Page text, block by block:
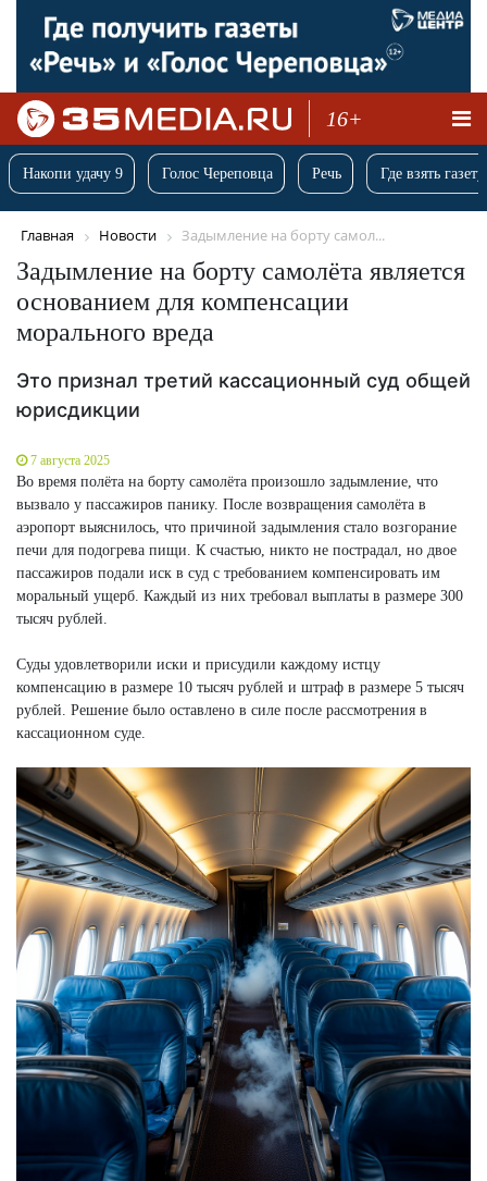
16+
Накопи удачу 9 Голос Череповца Речь Где взять
Главная Новости Задымление на борту самол...
Задымление на борту самолёта является
основанием для компенсации
морального вреда
Это признал третий кассационный суд общей
юрисдикции
7 августа 2025
Во время полёта на борту самолёта произошло задымление, что
вызвало у пассажиров панику. После возвращения самолёта в
аэропорт выяснилось, что причиной задымления стало возгорание
печи для подогрева пищи. К счастью, никто не пострадал, но двое
пассажиров подали иск в суд с требованием компенсировать им
моральный ущерб. Каждый из них требовал выплаты в размере 300
тысяч рублей.
Суды удовлетворили иски и присудили каждому истцу
компенсацию в размере 10 тысяч рублей и штраф в размере 5 тысяч
рублей. Решение было оставлено в силе после рассмотрения в
кассационном суде.